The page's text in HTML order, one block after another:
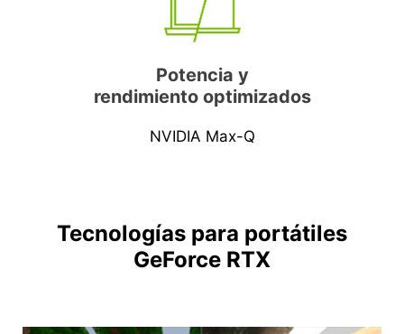
Potencia y
rendimiento optimizados
NVIDIA Max-Q
Tecnologías para portátiles
GeForce RTX